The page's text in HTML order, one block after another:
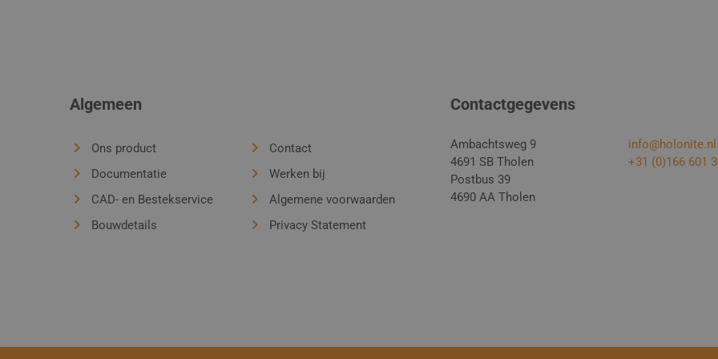
Algemeen
Ons product
Documentatie
CAD- en Bestekservice
Bouwdetails
Contact
Werken bij
Algemene voorwaarden
Privacy Statement
Contactgegevens
Ambachtsweg 9
4691 SB Tholen
Postbus 39
4690 AA Tholen
info@holonite.nl
+31 (0)166 601